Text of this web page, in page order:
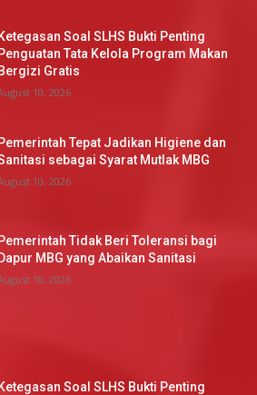
Ketegasan Soal SLHS Bukti Penting
Penguatan Tata Kelola Program Makan
Bergizi Gratis
10, 2026
Pemerintah Tepat Jadikan Higiene dan
sebagai Syarat Mutlak MBG
10, 2026
Pemerintah Tidak Beri Toleransi bagi
Dapur MBG yang Abaikan Sanitasi
10, 2026
Ketegasan Soal SLHS Bukti Penting